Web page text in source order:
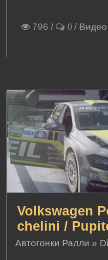
796 / 0 /Видео
Volkswagen
chelini /
Автогонки Ралли »